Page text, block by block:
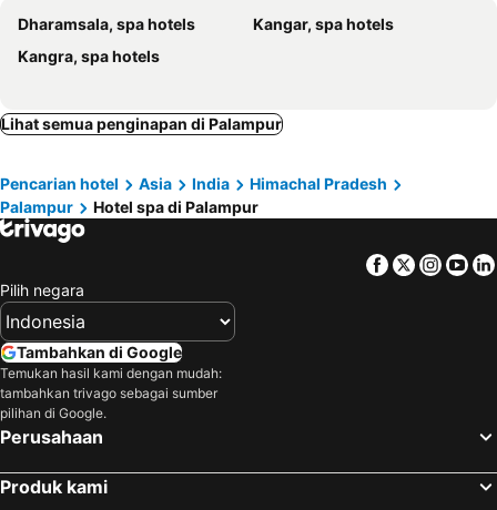
Dharamsala, spa hotels
Kangar, spa hotels
Kangra, spa hotels
Lihat semua penginapan di Palampur
Pencarian hotel Asia India
Himachal Pradesh
Palampur
Hotel spa di Palampur
Facebook
Twitter
Pilih negara
Tambahkan di Google
Temukan hasil kami dengan mudah:
tambahkan trivago sebagai sumber
pilihan di Google.
Perusahaan
Produk kami